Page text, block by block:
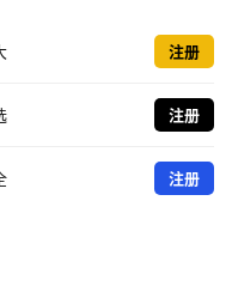
注册
注册
注册